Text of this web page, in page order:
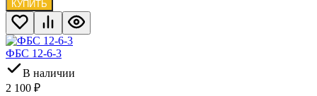
КУПИТЬ
ФБС 12-6-3
В наличии
2 100 ₽